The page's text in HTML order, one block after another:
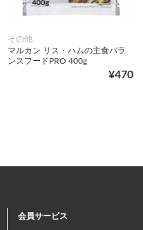
その他
マルカン リス・ハムの主食バラ
ンスフードPRO 400g
¥470
会員サービス